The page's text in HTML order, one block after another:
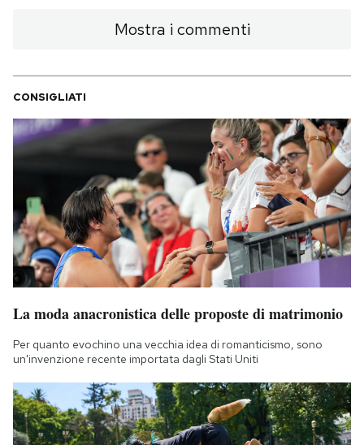
Mostra i commenti
CONSIGLIATI
La moda anacronistica delle proposte di matrimonio
Per quanto evochino una vecchia idea di romanticismo, sono
un'invenzione recente importata dagli Stati Uniti